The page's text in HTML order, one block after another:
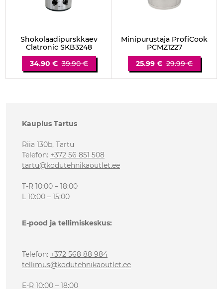
Shokolaadipurskkaev
Clatronic SKB3248
34.90 € 39.90 €
Minipurustaja ProfiCook
PCMZ1227
25.99 € 29.99 €
Kauplus Tartus
Riia 130b, Tartu
Telefon: +372 56 851 508
tartu@kodutehnikaoutlet.ee
T-R 10:00 – 18:00
L 10:00 – 15:00
E-pood ja tellimiskeskus:
Telefon: +372 568 88 984
tellimus@kodutehnikaoutlet.ee
E-R 10:00 – 18:00